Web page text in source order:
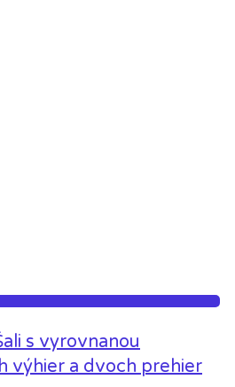
s vyrovnanou
výhier a dvoch prehier